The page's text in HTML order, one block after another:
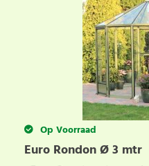
Op Voorraad
Euro Rondon Ø 3 mtr